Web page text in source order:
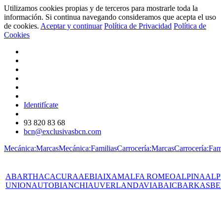
Utilizamos cookies propias y de terceros para mostrarle toda la
información. Si continua navegando consideramos que acepta el uso
de cookies. Aceptar y continuar Política de Privacidad Política de
Cookies
Identifícate
93 820 83 68
bcn@exclusivasbcn.com
Mecánica:MarcasMecánica:FamiliasCarrocería:Marcas
ABARTHACACURAAEBIAIXAMALFA ROMEOALPINA
UNIONAUTOBIANCHIAUVERLANDAVIABAICBARKAS